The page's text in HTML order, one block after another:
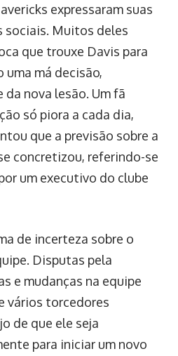
expressaram suas
sociais. Muitos deles
que trouxe Davis para
uma má decisão,
nova lesão. Um fã
só piora a cada dia,
que a previsão sobre a
concretizou, referindo-se
um executivo do clube
de incerteza sobre o
Disputas pela
e mudanças na equipe
vários torcedores
de que ele seja
para iniciar um novo